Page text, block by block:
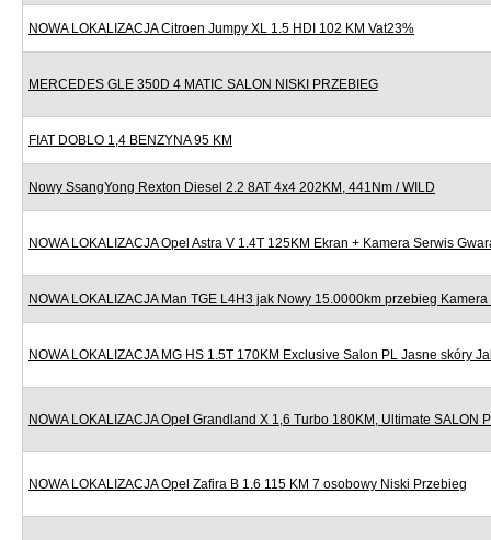
NOWA LOKALIZACJA Citroen Jumpy XL 1.5 HDI 102 KM Vat23%
MERCEDES GLE 350D 4 MATIC SALON NISKI PRZEBIEG
FIAT DOBLO 1,4 BENZYNA 95 KM
Nowy SsangYong Rexton Diesel 2.2 8AT 4x4 202KM, 441Nm / WILD
NOWA LOKALIZACJA Opel Astra V 1.4T 125KM Ekran + Kamera Serwis
NOWA LOKALIZACJA Man TGE L4H3 jak Nowy 15.0000km przebieg Kamera
NOWA LOKALIZACJA MG HS 1.5T 170KM Exclusive Salon PL Jasne skóry
NOWA LOKALIZACJA Opel Grandland X 1,6 Turbo 180KM, Ultimate SALON
NOWA LOKALIZACJA Opel Zafira B 1.6 115 KM 7 osobowy Niski Przebieg